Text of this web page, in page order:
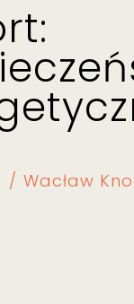
Wacław